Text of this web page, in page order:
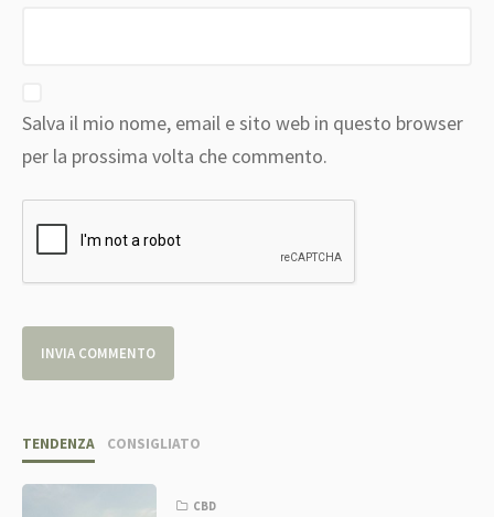
Salva il mio nome, email e sito web in questo browser
per la prossima volta che commento.
TENDENZA CONSIGLIATO
CBD